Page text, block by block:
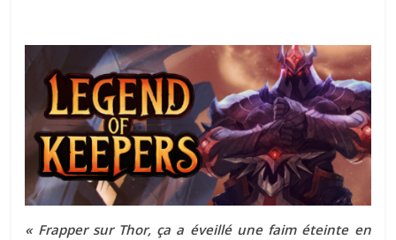
« Frapper sur Thor, ça a éveillé une faim éteinte en